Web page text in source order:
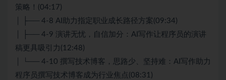
策略！(04:17)
│ ├── 4-8 AI助力指定职业成长路径方案(09:34)
│ ├── 4-9 演讲无忧，自信加分：AI写作让程序员的演讲
稿更具吸引力(12:48)
│ └── 4-10 撰写技术博客，思路少、坚持难：AI写作助力
程序员撰写技术博客成为行业焦点(08:31)